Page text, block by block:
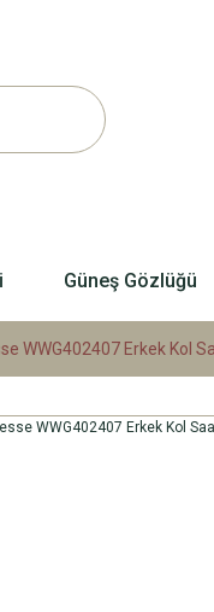
Güneş Gözlüğü
WWG402407 Erkek Kol